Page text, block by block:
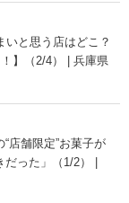
と思う店はどこ？
】（2/4） | 兵庫県
店舗限定”お菓子が
った」（1/2） |